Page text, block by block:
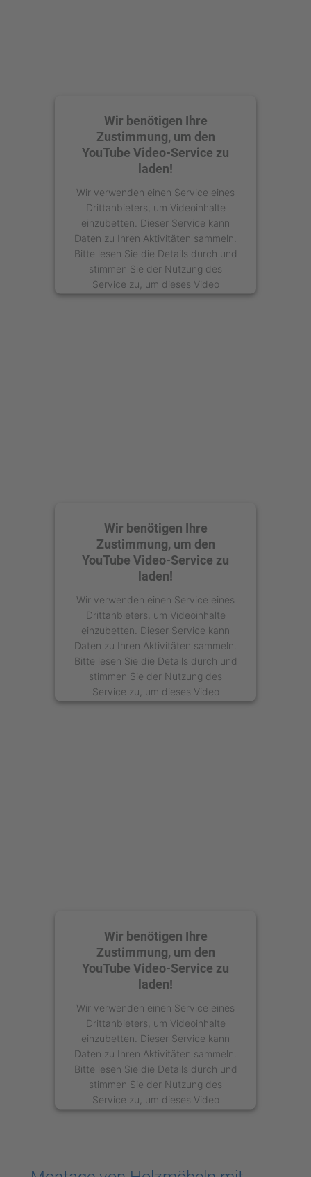
Wir benötigen Ihre
Zustimmung, um den
YouTube Video-Service zu
laden!
Wir verwenden einen Service eines
Drittanbieters, um Videoinhalte
einzubetten. Dieser Service kann
Daten zu Ihren Aktivitäten sammeln.
Bitte lesen Sie die Details durch und
stimmen Sie der Nutzung des
Service zu, um dieses Video
anzusehen.
Wir benötigen Ihre
Zustimmung, um den
YouTube Video-Service zu
laden!
Wir verwenden einen Service eines
Drittanbieters, um Videoinhalte
einzubetten. Dieser Service kann
Daten zu Ihren Aktivitäten sammeln.
Bitte lesen Sie die Details durch und
stimmen Sie der Nutzung des
Service zu, um dieses Video
anzusehen.
Wir benötigen Ihre
Zustimmung, um den
YouTube Video-Service zu
laden!
Wir verwenden einen Service eines
Drittanbieters, um Videoinhalte
einzubetten. Dieser Service kann
Daten zu Ihren Aktivitäten sammeln.
Bitte lesen Sie die Details durch und
stimmen Sie der Nutzung des
Service zu, um dieses Video
anzusehen.